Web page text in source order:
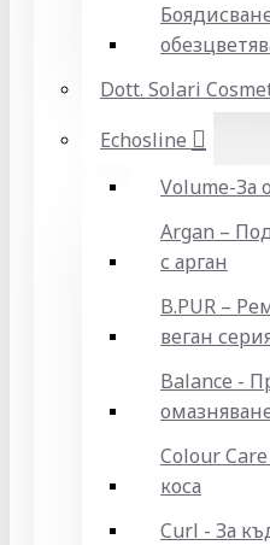
Dott. Solari
Echosline
Volume-За
Argan –
с арган
B.PUR –
веган
Balance -
Colour
коса
Curl - За